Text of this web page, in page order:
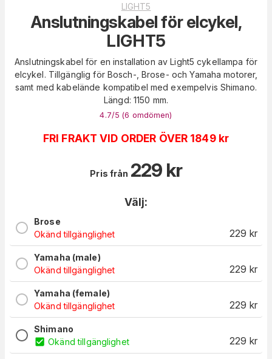
LIGHT5
Anslutningskabel för elcykel,
LIGHT5
Anslutningskabel för en installation av Light5 cykellampa för
elcykel. Tillgänglig för Bosch-, Brose- och Yamaha motorer,
samt med kabelände kompatibel med exempelvis Shimano.
Längd: 1150 mm.
4.7/5 (6 omdömen)
FRI FRAKT VID ORDER ÖVER 1849 kr
Pris från 229 kr
Välj:
Brose
Okänd tillgänglighet
229 kr
Yamaha (male)
Okänd tillgänglighet
229 kr
Yamaha (female)
Okänd tillgänglighet
229 kr
Shimano
Okänd tillgänglighet
229 kr